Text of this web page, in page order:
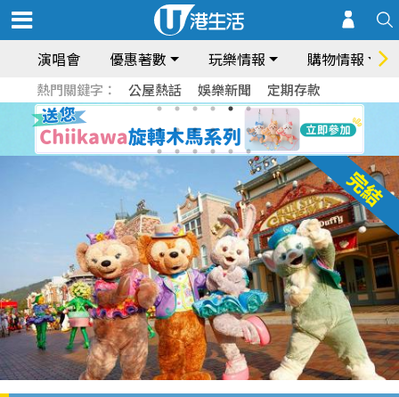
演唱會 優惠著數 玩樂情報 購物情報
熱門關鍵字： 公屋熱話 娛樂新聞 定期存款